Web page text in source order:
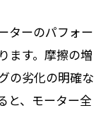
ターのパフォー
ます。摩擦の増
の劣化の明確な
と、モーター全